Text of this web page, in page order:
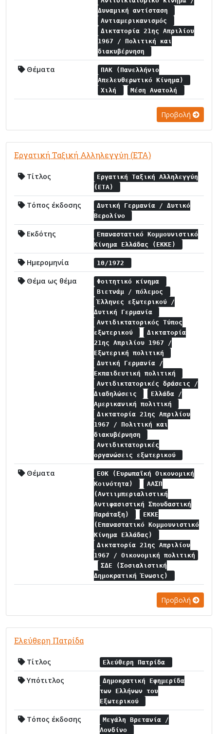
Δυναμική αντίσταση
Αντιαμερικανισμός
Δικτατορία 21ης Απριλίου
1967 / Πολιτική και
διακυβέρνηση
Θέματα
ΠΑΚ (Πανελλήνιο
Απελευθερωτικό Κίνημα)
Χιλή
Μέση Ανατολή
Προβολή
Εργατική Ταξική Αλληλεγγύη (ΕΤΑ)
Τίτλος
Εργατική Ταξική Αλληλεγγύη
(ΕΤΑ)
Τόπος έκδοσης
Δυτική Γερμανία / Δυτικό
Βερολίνο
Εκδότης
Επαναστατικό Κομμουνιστικό
Κίνημα Ελλάδας (ΕΚΚΕ)
Ημερομηνία 10/1972
Θέμα ως θέμα
Φοιτητικό κίνημα
Βιετνάμ / πόλεμος
Έλληνες εξωτερικού /
Δυτική Γερμανία
Αντιδικτατορικός Τύπος
εξωτερικού
Δικτατορία
21ης Απριλίου 1967 /
Εξωτερική πολιτική
Δυτική Γερμανία /
Εκπαιδευτική πολιτική
Αντιδικτατορικές δράσεις /
Διαδηλώσεις
Ελλάδα /
Αμερικανική πολιτική
Δικτατορία 21ης Απριλίου
1967 / Πολιτική και
διακυβέρνηση
Αντιδικτατορικές
οργανώσεις εξωτερικού
Θέματα
ΕΟΚ (Ευρωπαϊκή Οικονομική
Κοινότητα)
ΑΑΣΠ
(Αντιιμπεριαλιστική
Αντιφασιστική Σπουδαστική
Παράταξη)
ΕΚΚΕ
(Επαναστατικό Κομμουνιστικό
Κίνημα Ελλάδας)
Δικτατορία 21ης Απριλίου
1967 / Οικονομική πολιτική
ΣΔΕ (Σοσιαλιστική
Δημοκρατική Ένωσις)
Προβολή
Ελεύθερη Πατρίδα
Τίτλος Ελεύθερη Πατρίδα
Υπότιτλος
Δημοκρατική Εφημερίδα
των Ελλήνων του
Εξωτερικού
Τόπος έκδοσης
Μεγάλη Βρετανία /
Λονδίνο